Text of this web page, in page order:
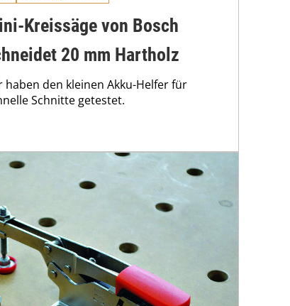
Kreissäge von Bosch
20 mm Hartholz
haben den kleinen Akku-Helfer für
Schnitte getestet.